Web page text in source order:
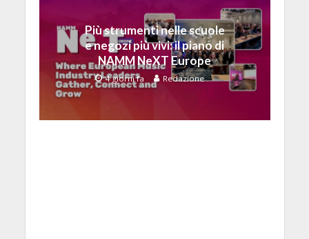
Più strumenti nelle scuole
e negozi più vivi: il piano di
NAMM NeXT Europe
4 giorni fa Redazione